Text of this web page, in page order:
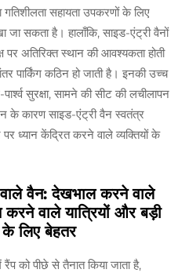
सहायता उपकरणों के लिए
जा सकता है। हालाँकि, साइड-एंट्री वैनों
पर अतिरिक्त स्थान की आवश्यकता होती
पार्किंग कठिन हो जाती है। इनकी उच्च
सुरक्षा, सामने की सीट की लचीलापन
कारण साइड-एंट्री वैन स्वतंत्र
ध्यान केंद्रित करने वाले व्यक्तियों के
वैन: देखभाल करने वाले
करने वाले यात्रियों और बड़ी
के लिए बेहतर
को पीछे से तैनात किया जाता है,